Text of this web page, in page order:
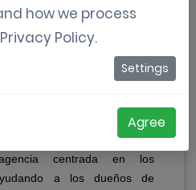
RESUMEN
centrada en los
a los dueños de
how we process
Privacy Policy.
Settings
Agree